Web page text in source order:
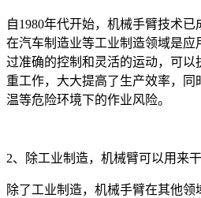
自1980年代开始，机械手臂技术
在汽车制造业等工业制造领域是
过准确的控制和灵活的运动，可
重工作，大大提高了生产效率，
温等危险环境下的作业风险。
2、除工业制造，机械臂可以用来
除了工业制造，机械手臂在其他领